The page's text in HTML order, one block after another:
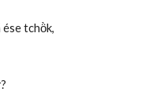
tchö̀k,